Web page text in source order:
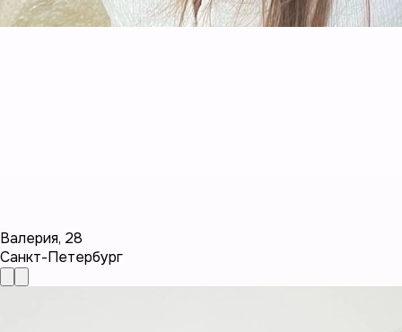
Валерия, 28
Санкт-Петербург